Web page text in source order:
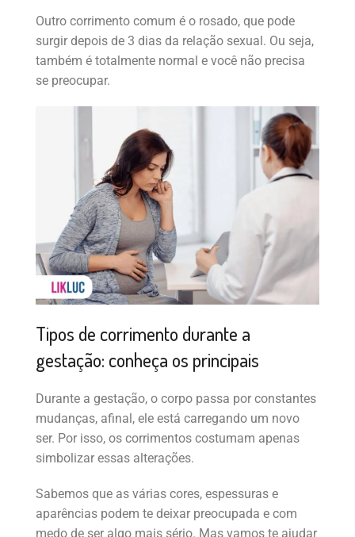
Outro corrimento comum é o rosado, que pode
surgir depois de 3 dias da relação sexual. Ou seja,
também é totalmente normal e você não precisa
se preocupar.
Tipos de corrimento durante a
gestação: conheça os principais
Durante a gestação, o corpo passa por constantes
mudanças, afinal, ele está carregando um novo
ser. Por isso, os corrimentos costumam apenas
simbolizar essas alterações.
Sabemos que as várias cores, espessuras e
aparências podem te deixar preocupada e com
medo de ser algo mais sério. Mas vamos te ajudar